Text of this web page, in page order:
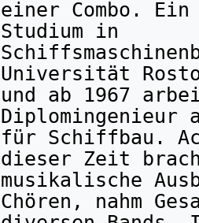
einer Combo.
Studium in
Universität
und ab 1967
Diplomingenieur
für Schiffbau.
dieser Zeit
musikalische
Chören, nahm